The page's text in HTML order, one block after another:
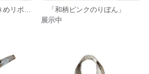
「和柄ピンクのりぼん」
展示中